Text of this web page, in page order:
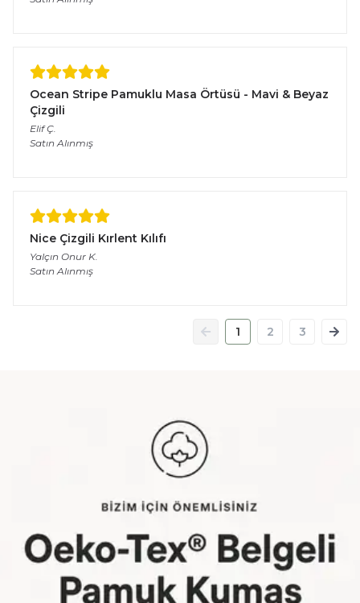
Ocean Stripe Pamuklu Masa Örtüsü - Mavi & Beyaz
Çizgili
Elif Ç.
Satın Alınmış
Nice Çizgili Kırlent Kılıfı
Yalçın Onur K.
Satın Alınmış
1 2 3